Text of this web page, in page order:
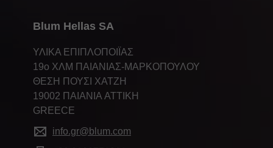
Blum Hellas SA
ΥΛΙΚΑ ΕΠΙΠΛΟΠΟΙΪΑΣ
19ο ΧΛΜ ΠΑΙΑΝΙΑΣ-ΜΑΡΚΟΠΟΥΛΟΥ
ΘΕΣΗ ΠΟΥΣΙ ΧΑΤΖΗ
19002 ΠΑΙΑΝΙΑ ATTIKH
GREECE
info.gr@blum.com